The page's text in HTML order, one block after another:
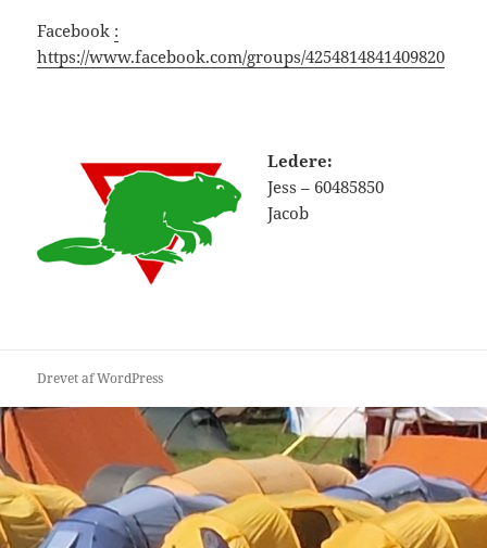
Facebook :
https://www.facebook.com/groups/4254814841409820
Ledere:
Jess – 60485850
Jacob
Drevet af WordPress